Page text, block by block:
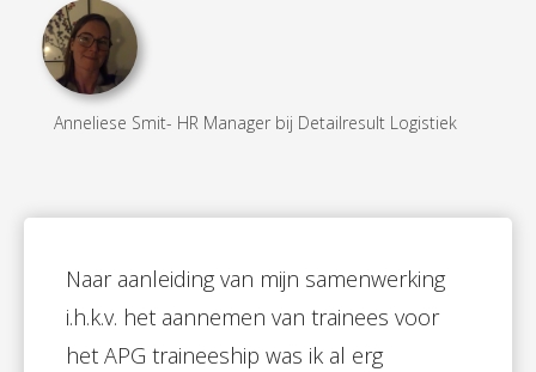
Anneliese Smit- HR Manager bij Detailresult Logistiek
Naar aanleiding van mijn samenwerking
i.h.k.v. het aannemen van trainees voor
het APG traineeship was ik al erg